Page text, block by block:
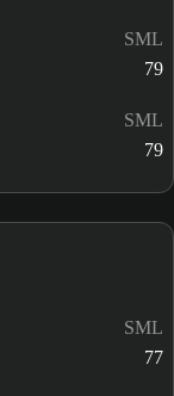
SML
79
SML
79
SML
77